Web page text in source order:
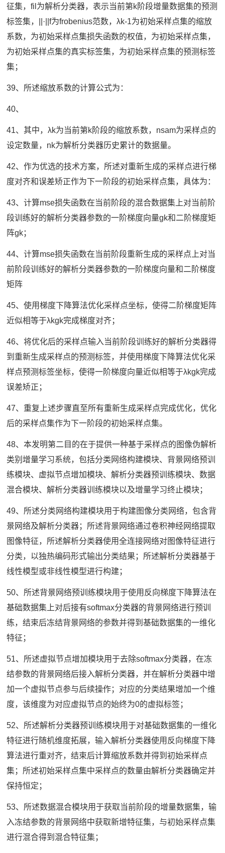
征集，fil为解析分类器，表示当前第k阶段增量数据集的预测
标签集，||·||f为frobenius范数，λk-1为初始采样点集的缩放
系数，为初始采样点集损失函数的权值，为初始采样点集，
为初始采样点集的真实标签集，为初始采样点集的预测标签
集；
39、所述缩放系数的计算公式为：
40、
41、其中，λk为当前第k阶段的缩放系数，nsam为采样点的
设定数量，nk为解析分类器历史累计的数据量。
42、作为优选的技术方案，所述对重新生成的采样点进行梯
度对齐和误差矫正作为下一阶段的初始采样点集，具体为：
43、计算mse损失函数在当前阶段的混合数据集上对当前阶
段训练好的解析分类器参数的一阶梯度向量gk和二阶梯度矩
阵gk；
44、计算mse损失函数在当前阶段重新生成的采样点上对当
前阶段训练好的解析分类器参数的一阶梯度向量和二阶梯度
矩阵
45、使用梯度下降算法优化采样点坐标，使得二阶梯度矩阵
近似相等于λkgk完成梯度对齐；
46、将优化后的采样点输入当前阶段训练好的解析分类器得
到重新生成采样点的预测标签，并使用梯度下降算法优化采
样点预测标签坐标，使得一阶梯度向量近似相等于λkgk完成
误差矫正；
47、重复上述步骤直至所有重新生成采样点完成优化，优化
后的采样点集作为下一阶段的初始采样点集。
48、本发明第二目的在于提供一种基于采样点的图像伪解析
类别增量学习系统，包括分类网络构建模块、背景网络预训
练模块、虚拟节点增加模块、解析分类器预训练模块、数据
混合模块、解析分类器训练模块以及增量学习终止模块；
49、所述分类网络构建模块用于构建图像分类网络，包含背
景网络及解析分类器；所述背景网络通过卷积神经网络提取
图像特征，所述解析分类器使用全连接网络对图像特征进行
分类，以独热编码形式输出分类结果；所述解析分类器基于
线性模型或非线性模型进行构建；
50、所述背景网络预训练模块用于使用反向梯度下降算法在
基础数据集上对后接有softmax分类器的背景网络进行预训
练，结束后冻结背景网络的参数并得到基础数据集的一维化
特征；
51、所述虚拟节点增加模块用于去除softmax分类器，在冻
结参数的背景网络后接入解析分类器，并在解析分类器中增
加一个虚拟节点参与后续操作；对应的分类结果增加一个维
度，该维度为对应虚拟节点的始终为0的虚拟标签；
52、所述解析分类器预训练模块用于对基础数据集的一维化
特征进行随机维度拓展，输入解析分类器使用反向梯度下降
算法进行重对齐，结束后计算缩放系数并得到初始采样点
集；所述初始采样点集中采样点的数量由解析分类器确定并
保持恒定；
53、所述数据混合模块用于获取当前阶段的增量数据集，输
入冻结参数的背景网络中获取新增特征集，与初始采样点集
进行混合得到混合特征集；